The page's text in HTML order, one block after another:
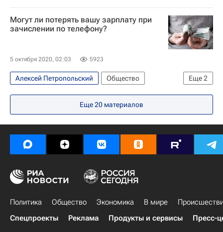
Телефон
Могут ли потерять вашу зарплату при
зачислении по телефону?
5 октября 2020, 02:03 5923
Еще2
Алексей Петропольский
Общество
Зарплата
Работа
Еще20 материалов
Политика Общество Экономика В мире
Спецпроекты
Реклама Продукты и сервисы Пресс-